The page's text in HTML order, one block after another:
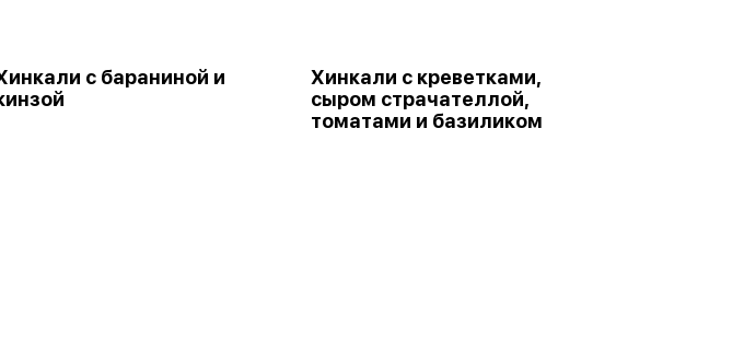
с бараниной и
Хинкали с креветками,
сыром страчателлой,
томатами и базиликом